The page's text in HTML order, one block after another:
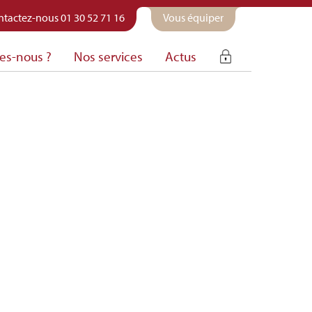
nous 01 30 52 71 16 Vous équiper
nous ? Nos services Actus
Espace
membre